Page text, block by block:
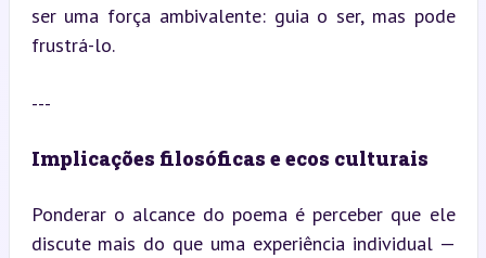
ser uma força ambivalente: guia o ser, mas pode
frustrá-lo.
---
Implicações filosóficas e ecos culturais
Ponderar o alcance do poema é perceber que ele
discute mais do que uma experiência individual —